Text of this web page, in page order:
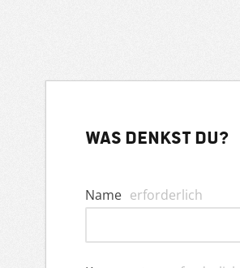
Was denkst du?
Name erforderlich